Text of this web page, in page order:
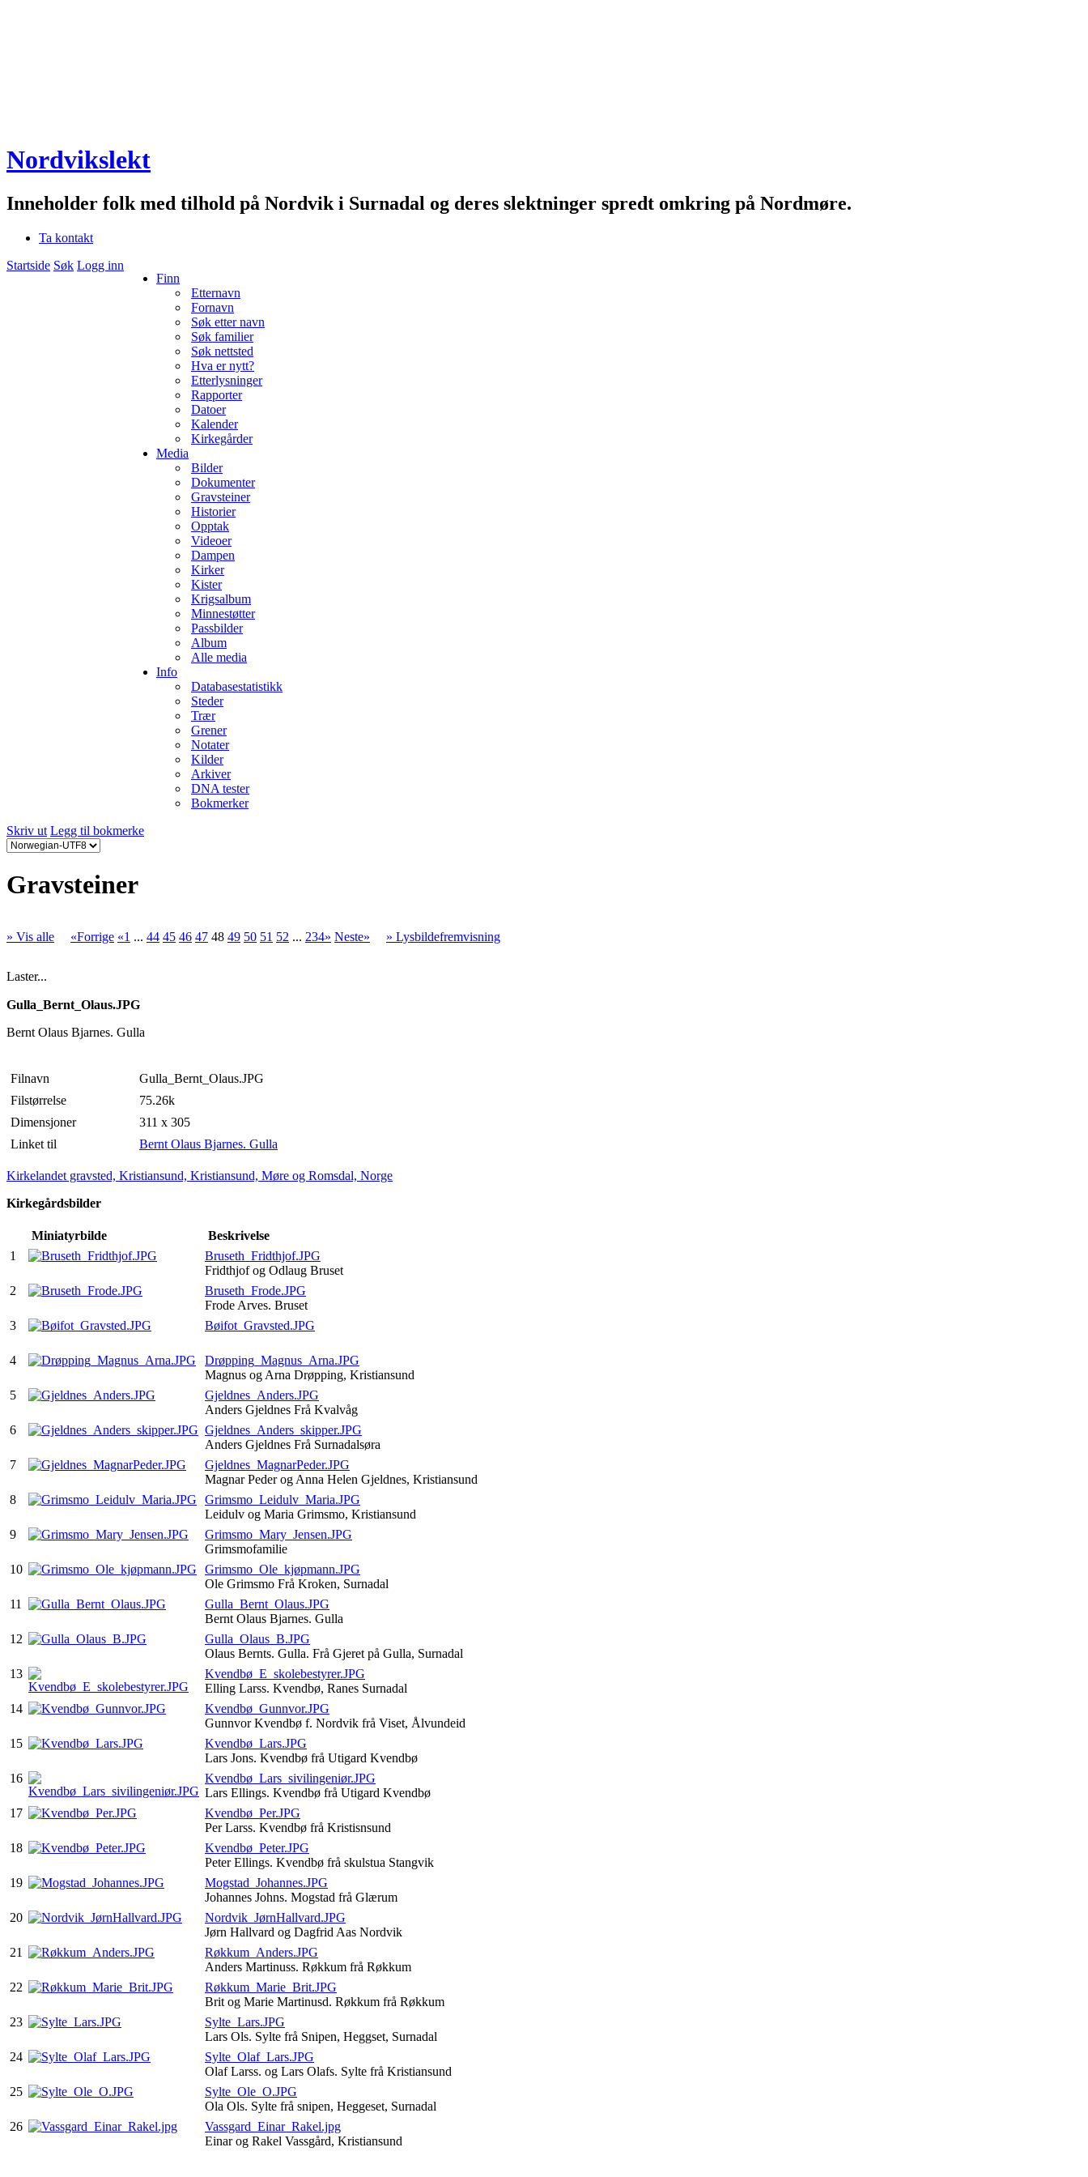
Nordvikslekt
Inneholder folk med tilhold på Nordvik i Surnadal og deres slektninger spredt omkring på Nordmøre.
Ta kontakt
Startside Søk Logg inn
Finn
Etternavn
Fornavn
Søk etter navn
Søk familier
Søk nettsted
Hva er nytt?
Etterlysninger
Rapporter
Datoer
Kalender
Kirkegårder
Media
Bilder
Dokumenter
Gravsteiner
Historier
Opptak
Videoer
Dampen
Kirker
Kister
Krigsalbum
Minnestøtter
Passbilder
Album
Alle media
Info
Databasestatistikk
Steder
Trær
Grener
Notater
Kilder
Arkiver
DNA tester
Bokmerker
Skriv ut Legg til bokmerke
Gravsteiner
» Vis alle «Forrige «1 ... 44 45 46 47 48 49 50 51 52 ... 234» Neste» » Lysbildefremvisning
Laster...
Gulla_Bernt_Olaus.JPG
Bernt Olaus Bjarnes. Gulla
Filnavn
Gulla_Bernt_Olaus.JPG
Filstørrelse
75.26k
Dimensjoner
311 x 305
Linket til
Bernt Olaus Bjarnes. Gulla
Kirkelandet gravsted, Kristiansund, Kristiansund, Møre og Romsdal, Norge
Kirkegårdsbilder
Miniatyrbilde
Beskrivelse
1
Bruseth_Fridthjof.JPG
Fridthjof og Odlaug Bruset
2
Bruseth_Frode.JPG
Frode Arves. Bruset
3
Bøifot_Gravsted.JPG
4
Drøpping_Magnus_Arna.JPG
Magnus og Arna Drøpping, Kristiansund
5
Gjeldnes_Anders.JPG
Anders Gjeldnes Frå Kvalvåg
6
Gjeldnes_Anders_skipper.JPG
Anders Gjeldnes Frå Surnadalsøra
7
Gjeldnes_MagnarPeder.JPG
Magnar Peder og Anna Helen Gjeldnes, Kristiansund
8
Grimsmo_Leidulv_Maria.JPG
Leidulv og Maria Grimsmo, Kristiansund
9
Grimsmo_Mary_Jensen.JPG
Grimsmofamilie
10
Grimsmo_Ole_kjøpmann.JPG
Ole Grimsmo Frå Kroken, Surnadal
11
Gulla_Bernt_Olaus.JPG
Bernt Olaus Bjarnes. Gulla
12
Gulla_Olaus_B.JPG
Olaus Bernts. Gulla. Frå Gjeret på Gulla, Surnadal
13
Kvendbø_E_skolebestyrer.JPG
Elling Larss. Kvendbø, Ranes Surnadal
14
Kvendbø_Gunnvor.JPG
Gunnvor Kvendbø f. Nordvik frå Viset, Ålvundeid
15
Kvendbø_Lars.JPG
Lars Jons. Kvendbø frå Utigard Kvendbø
16
Kvendbø_Lars_sivilingeniør.JPG
Lars Ellings. Kvendbø frå Utigard Kvendbø
17
Kvendbø_Per.JPG
Per Larss. Kvendbø frå Kristisnsund
18
Kvendbø_Peter.JPG
Peter Ellings. Kvendbø frå skulstua Stangvik
19
Mogstad_Johannes.JPG
Johannes Johns. Mogstad frå Glærum
20
Nordvik_JørnHallvard.JPG
Jørn Hallvard og Dagfrid Aas Nordvik
21
Røkkum_Anders.JPG
Anders Martinuss. Røkkum frå Røkkum
22
Røkkum_Marie_Brit.JPG
Brit og Marie Martinusd. Røkkum frå Røkkum
23
Sylte_Lars.JPG
Lars Ols. Sylte frå Snipen, Heggset, Surnadal
24
Sylte_Olaf_Lars.JPG
Olaf Larss. og Lars Olafs. Sylte frå Kristiansund
25
Sylte_Ole_O.JPG
Ola Ols. Sylte frå snipen, Heggeset, Surnadal
26
Vassgard_Einar_Rakel.jpg
Einar og Rakel Vassgård, Kristiansund